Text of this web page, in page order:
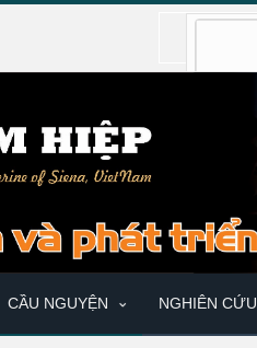
CẦU NGUYỆN NGHIÊN CỨU